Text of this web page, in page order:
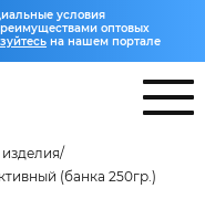
условия
оптовых
на нашем портале
(банка 250гр.)